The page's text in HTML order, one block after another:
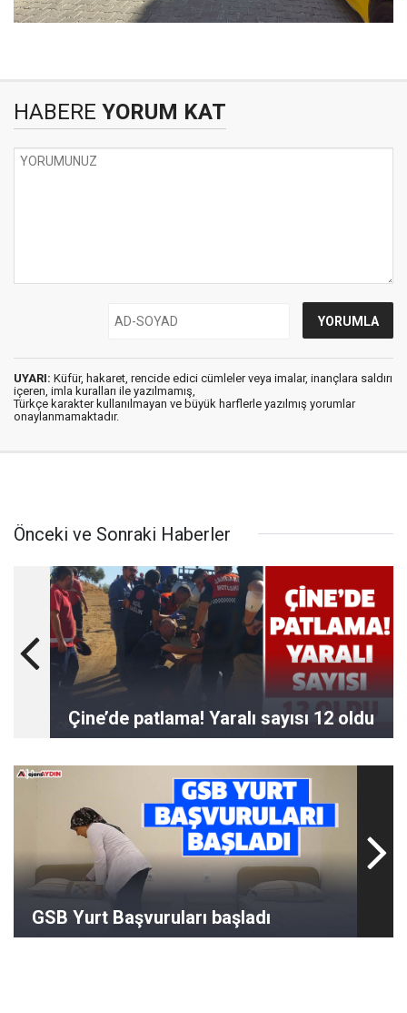
HABERE YORUM KAT
UYARI: Küfür, hakaret, rencide edici cümleler veya imalar, inançlara saldırı
içeren, imla kuralları ile yazılmamış,
Türkçe karakter kullanılmayan ve büyük harflerle yazılmış yorumlar
onaylanmamaktadır.
Önceki ve Sonraki Haberler
Çine’de patlama! Yaralı sayısı 12 oldu
GSB Yurt Başvuruları başladı